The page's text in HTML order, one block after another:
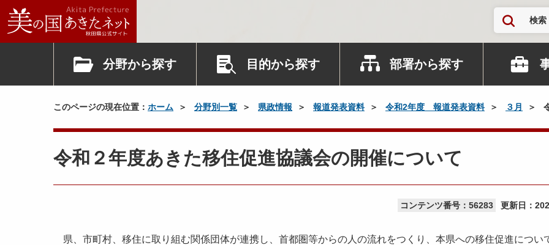
検索
分野から探す 目的から探す 部署から探す
このページの現在位置： ホーム 分野別一覧 県政情報 報道発表資料 令和2年度 報道発表資料 ３月
令和２年度あきた移住促進協議会の開催について
コンテンツ番号：56283 更新日：
県、市町村、移住に取り組む関係団体が連携し、首都圏等からの人の流れをつくり、本県への移住促進につい